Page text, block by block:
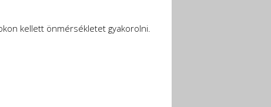
kellett önmérsékletet gyakorolni.